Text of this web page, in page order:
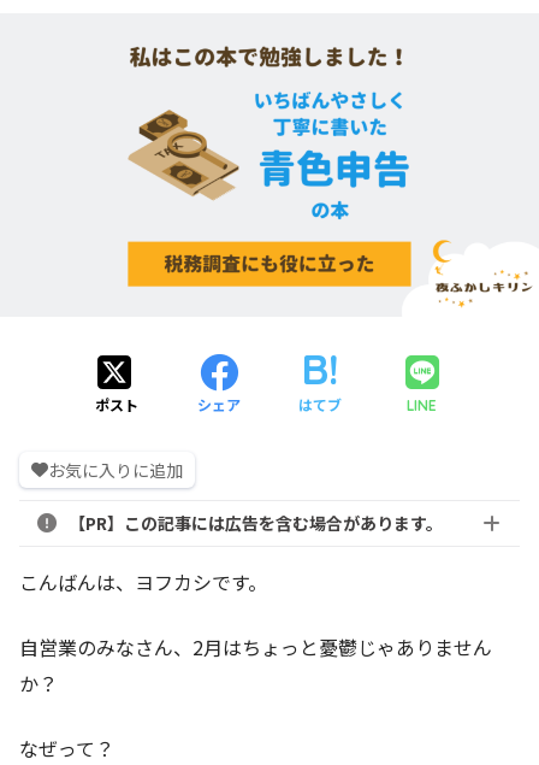
ポスト シェア はてブ LINE
お気に入りに追加
【PR】この記事には広告を含む場合があります。
こんばんは、ヨフカシです。
自営業のみなさん、2月はちょっと憂鬱じゃありません
か？
なぜって？